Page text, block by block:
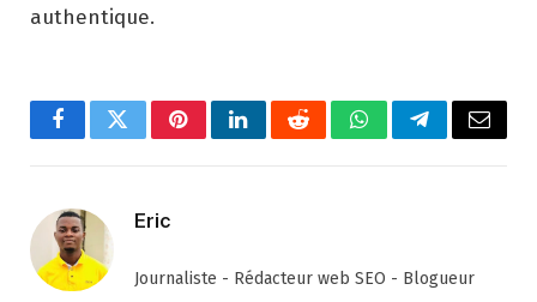
authentique.
FacebookTwitterPinterestLinkedInRedditWhatsAppTelegramEmail
Eric
Journaliste - Rédacteur web SEO - Blogueur